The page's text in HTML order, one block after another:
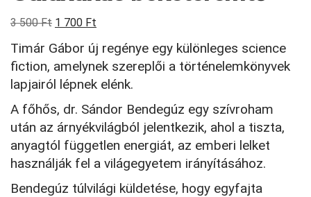
3 500Ft Original
price
3
1 700 Ft
price
is:
1
Timár Gábor új regénye egy különleges science
fiction, amelynek szereplői a történelemkönyvek
lapjairól lépnek elénk.
A főhős, dr. Sándor Bendegúz egy szívroham
után az árnyékvilágból jelentkezik, ahol a tiszta,
anyagtól független energiát, az emberi lelket
használják fel a világegyetem irányításához.
Bendegúz túlvilági küldetése, hogy egyfajta